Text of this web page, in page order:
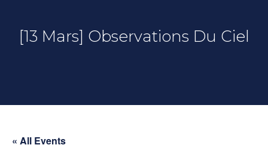
[13 Mars] Observations Du Ciel
« All Events